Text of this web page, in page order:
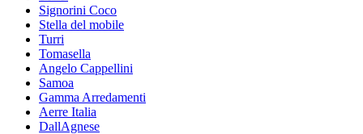
Signorini Coco
Stella del mobile
Turri
Tomasella
Angelo Cappellini
Samoa
Gamma Arredamenti
Aerre Italia
DallAgnese